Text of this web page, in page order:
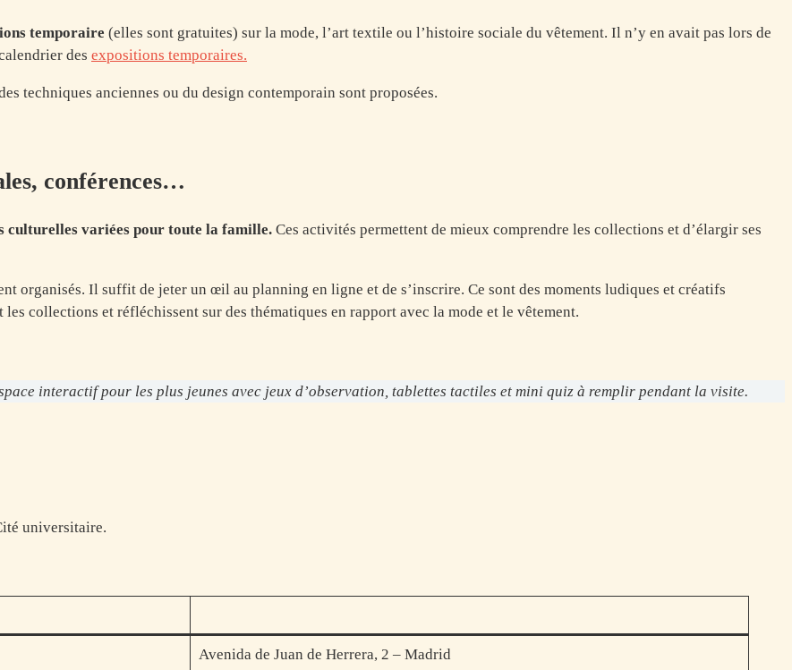
temporaire (elles sont gratuites) sur la mode, l’art textile ou l’histoire sociale du vêtement. Il n’y en avait pas lors de
des expositions temporaires.
techniques anciennes ou du design contemporain sont proposées.
conférences…
culturelles variées pour toute la famille. Ces activités permettent de mieux comprendre les collections et d’élargir ses
organisés. Il suffit de jeter un œil au planning en ligne et de s’inscrire. Ce sont des moments ludiques et créatifs
collections et réfléchissent sur des thématiques en rapport avec la mode et le vêtement.
interactif pour les plus jeunes avec jeux d’observation, tablettes tactiles et mini quiz à remplir pendant la visite.
universitaire.
Avenida de Juan de Herrera, 2 – Madrid